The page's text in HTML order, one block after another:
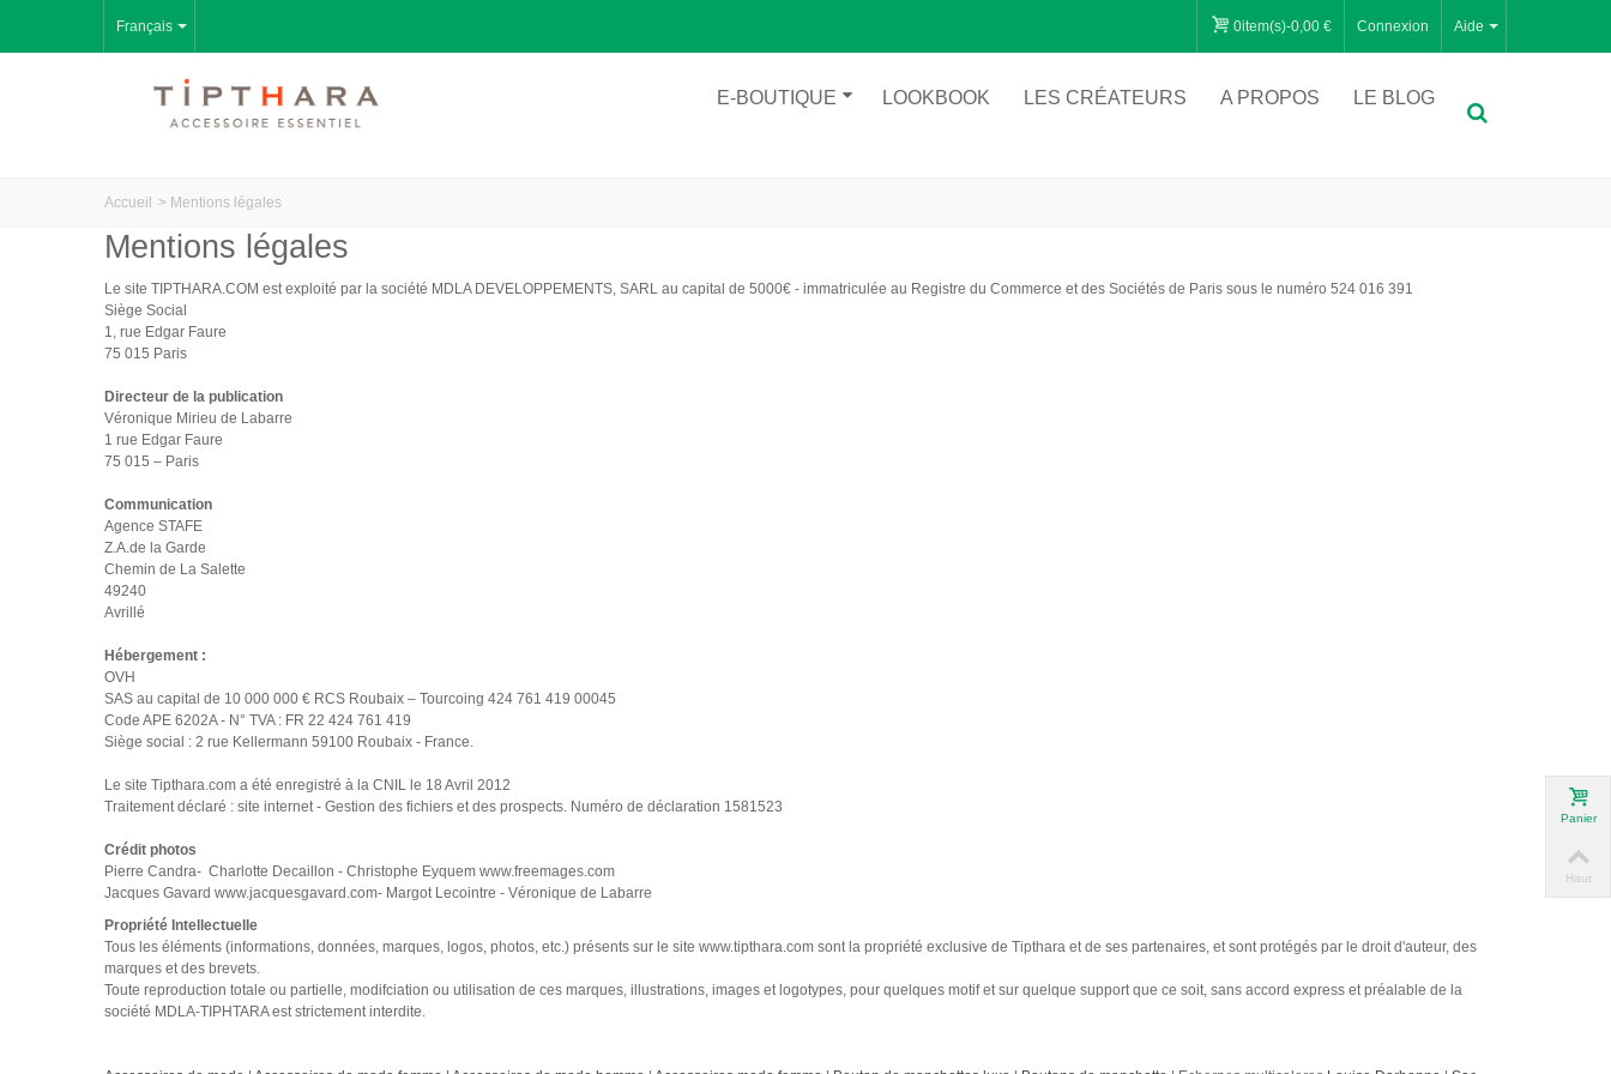
Aide
Français Connexion
0item(s)-0,00 €
E-BOUTIQUE LOOKBOOK LES CRÉATEURS A PROPOS LE BLOG
Accueil > Mentions légales
Mentions légales
Le site TIPTHARA.COM est exploité par la société MDLA DEVELOPPEMENTS, SARL au capital de 5000€ - immatriculée au Registre du Commerce et des Sociétés de Paris sous le numéro 524 016 391
Siège Social
1, rue Edgar Faure
75 015 Paris
Directeur de la publication
Véronique Mirieu de Labarre
1 rue Edgar Faure
75 015 – Paris
Communication
Agence STAFE
Z.A.de la Garde
Chemin de La Salette
49240
Avrillé
Hébergement :
OVH
SAS au capital de 10 000 000 € RCS Roubaix – Tourcoing 424 761 419 00045
Code APE 6202A - N° TVA : FR 22 424 761 419
Siège social : 2 rue Kellermann 59100 Roubaix - France.
Le site Tipthara.com a été enregistré à la CNIL le 18 Avril 2012
Traitement déclaré : site internet - Gestion des fichiers et des prospects. Numéro de déclaration 1581523
Crédit photos
Pierre Candra- Charlotte Decaillon - Christophe Eyquem www.freemages.com
Jacques Gavard www.jacquesgavard.com- Margot Lecointre - Véronique de Labarre
Propriété Intellectuelle
Tous les éléments (informations, données, marques, logos, photos, etc.) présents sur le site www.tipthara.com sont la propriété exclusive de Tipthara et de ses partenaires, et sont protégés par le droit d'auteur, des
marques et des brevets.
Toute reproduction totale ou partielle, modifciation ou utilisation de ces marques, illustrations, images et logotypes, pour quelques motif et sur quelque support que ce soit, sans accord express et préalable de la
société MDLA-TIPHTARA est strictement interdite.
Panier
Haut